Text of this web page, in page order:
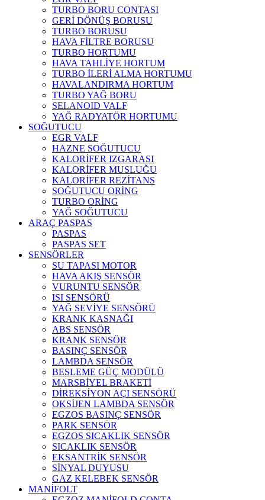
TURBO BORU CONTASI
GERİ DÖNÜŞ BORUSU
TURBO BORUSU
HAVA FİLTRE BORUSU
TURBO HORTUMU
HAVA TAHLİYE HORTUM
TURBO İLERİ ALMA HORTUMU
HAVALANDIRMA HORTUM
TURBO YAĞ BORU
SELANOID VALF
YAĞ RADYATÖR HORTUMU
SOĞUTUCU
EGR VALF
HAZNE SOĞUTUCU
KALORİFER IZGARASI
KALORİFER MUSLUĞU
KALORİFER REZİTANS
SOĞUTUCU ORİNG
TURBO ORİNG
YAĞ SOĞUTUCU
ARAÇ PASPAS
PASPAS
PASPAS SET
SENSÖRLER
SU TAPASI MOTOR
HAVA AKIŞ SENSÖR
VURUNTU SENSÖR
ISI SENSÖRÜ
YAĞ SEVİYE SENSÖRÜ
KRANK KASNAĞI
ABS SENSÖR
KRANK SENSÖR
BASINÇ SENSÖR
LAMBDA SENSÖR
BESLEME GÜÇ MODÜLÜ
MARSBİYEL BRAKETİ
DİREKSİYON AÇI SENSÖRÜ
OKSİJEN LAMBDA SENSÖR
EGZOS BASINÇ SENSÖR
PARK SENSÖR
EGZOS SICAKLIK SENSÖR
SICAKLIK SENSÖR
EKSANTRİK SENSÖR
SİNYAL DUYUSU
GAZ KELEBEK SENSÖR
MANİFOLT